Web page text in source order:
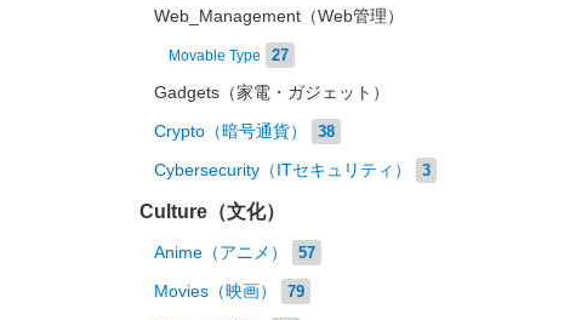
Web_Management（Web管理）
Movable Type 27
Gadgets（家電・ガジェット）
Crypto（暗号通貨） 38
Cybersecurity（ITセキュリティ） 3
Culture（文化）
Anime（アニメ） 57
Movies（映画） 79